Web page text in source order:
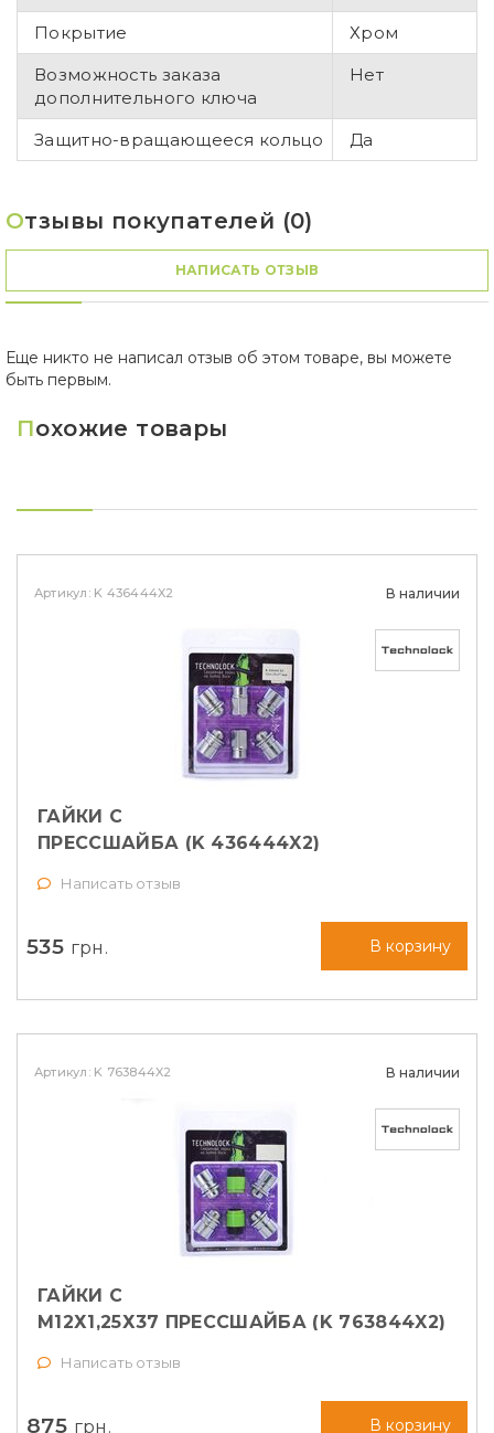
Покрытие
Хром
Возможность заказа
дополнительного ключа
Нет
Защитно-вращающееся кольцо Да
Отзывы покупателей (0)
НАПИСАТЬ ОТЗЫВ
Еще никто не написал отзыв об этом товаре, вы можете
быть первым.
Похожие товары
Артикул: K 436444X2 В наличии
ГАЙКИ СЕКРЕТНЫЕ М12Х1,25Х37
ПРЕССШАЙБА (K 436444X2)
Написать отзыв
535 грн. В корзину
Артикул: K 763844X2 В наличии
ГАЙКИ СЕКРЕТНЫЕ TECHNOLOCK
М12Х1,25Х37 ПРЕССШАЙБА (K 763844X2)
Написать отзыв
875 грн. В корзину